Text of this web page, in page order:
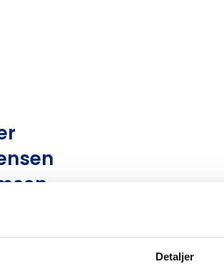
Detaljer